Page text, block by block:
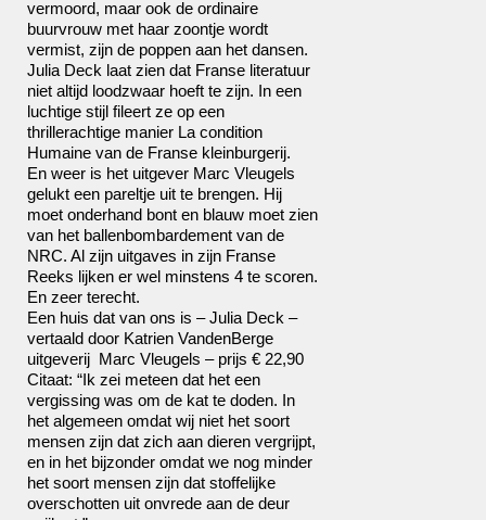
vermoord, maar ook de ordinaire
buurvrouw met haar zoontje wordt
vermist, zijn de poppen aan het dansen.
Julia Deck laat zien dat Franse literatuur
niet altijd loodzwaar hoeft te zijn. In een
luchtige stijl fileert ze op een
thrillerachtige manier La condition
Humaine van de Franse kleinburgerij.
En weer is het uitgever Marc Vleugels
gelukt een pareltje uit te brengen. Hij
moet onderhand bont en blauw moet zien
van het ballenbombardement van de
NRC. Al zijn uitgaves in zijn Franse
Reeks lijken er wel minstens 4 te scoren.
En zeer terecht.
Een huis dat van ons is – Julia Deck –
vertaald door Katrien VandenBerge
uitgeverij Marc Vleugels – prijs € 22,90
Citaat: “Ik zei meteen dat het een
vergissing was om de kat te doden. In
het algemeen omdat wij niet het soort
mensen zijn dat zich aan dieren vergrijpt,
en in het bijzonder omdat we nog minder
het soort mensen zijn dat stoffelijke
overschotten uit onvrede aan de deur